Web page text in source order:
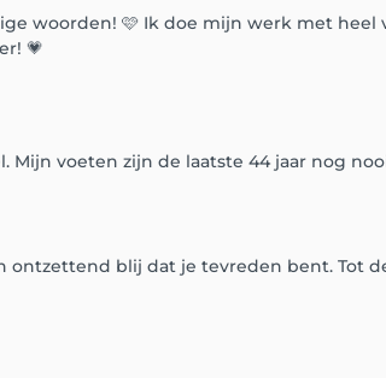
woorden! 🩷 Ik doe mijn werk met
💗
Mijn voeten zijn de laatste 44 jaar nog
ontzettend blij dat je tevreden bent. Tot